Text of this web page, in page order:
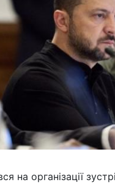
на організації